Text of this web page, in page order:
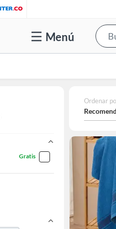
Menú
Gratis
Ordenar